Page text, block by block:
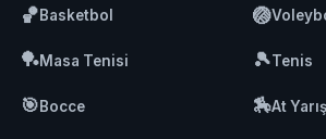
🏀Basketbol 🏐
🏓Masa Tenisi 🎾Tenis
🎯Bocce 🏇At